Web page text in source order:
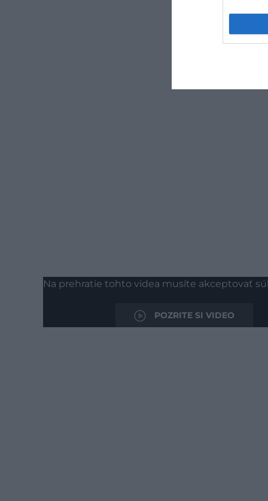
Na prehratie tohto videa musíte akceptovať
POZRITE SI VIDEO